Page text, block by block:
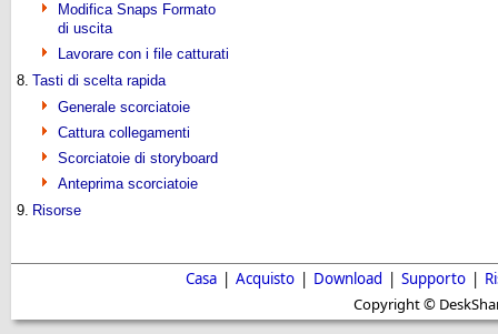
Modifica Snaps Formato
di uscita
Lavorare con i file catturati
8. Tasti di scelta rapida
Generale scorciatoie
Cattura collegamenti
Scorciatoie di storyboard
Anteprima scorciatoie
9. Risorse
Casa | Acquisto | Download | Supporto |
Copyright ©